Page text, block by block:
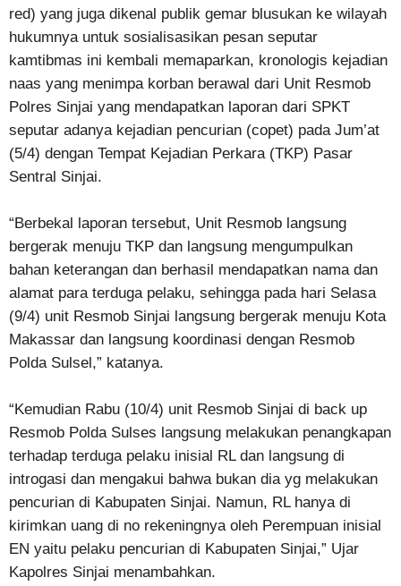
red) yang juga dikenal publik gemar blusukan ke wilayah
hukumnya untuk sosialisasikan pesan seputar
kamtibmas ini kembali memaparkan, kronologis kejadian
naas yang menimpa korban berawal dari Unit Resmob
Polres Sinjai yang mendapatkan laporan dari SPKT
seputar adanya kejadian pencurian (copet) pada Jum’at
(5/4) dengan Tempat Kejadian Perkara (TKP) Pasar
Sentral Sinjai.
“Berbekal laporan tersebut, Unit Resmob langsung
bergerak menuju TKP dan langsung mengumpulkan
bahan keterangan dan berhasil mendapatkan nama dan
alamat para terduga pelaku, sehingga pada hari Selasa
(9/4) unit Resmob Sinjai langsung bergerak menuju Kota
Makassar dan langsung koordinasi dengan Resmob
Polda Sulsel,” katanya.
“Kemudian Rabu (10/4) unit Resmob Sinjai di back up
Resmob Polda Sulses langsung melakukan penangkapan
terhadap terduga pelaku inisial RL dan langsung di
introgasi dan mengakui bahwa bukan dia yg melakukan
pencurian di Kabupaten Sinjai. Namun, RL hanya di
kirimkan uang di no rekeningnya oleh Perempuan inisial
EN yaitu pelaku pencurian di Kabupaten Sinjai,” Ujar
Kapolres Sinjai menambahkan.